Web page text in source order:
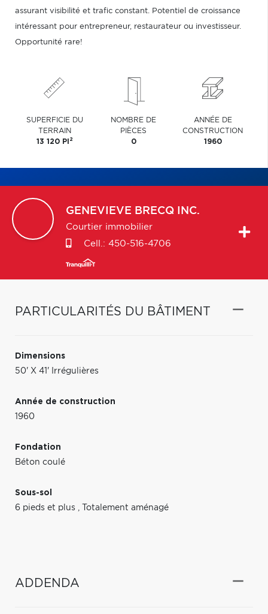
assurant visibilité et trafic constant. Potentiel de croissance
intéressant pour entrepreneur, restaurateur ou investisseur.
Opportunité rare!
SUPERFICIE DU
TERRAIN
13 120 PI 2
NOMBRE DE
PIÈCES
0
ANNÉE DE
CONSTRUCTION
1960
GENEVIEVE BRECQ INC.
Courtier immobilier
Cell.: 450-516-4706
PARTICULARITÉS DU BÂTIMENT
Dimensions
50' X 41' Irrégulières
Année de construction
1960
Fondation
Béton coulé
Sous-sol
6 pieds et plus
Totalement aménagé
ADDENDA